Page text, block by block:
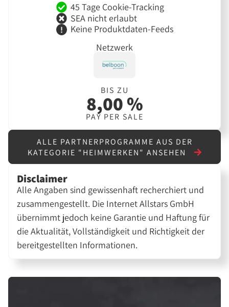
45 Tage Cookie-Tracking
SEA nicht erlaubt
Keine Produktdaten-Feeds
Netzwerk
BIS ZU
8,00 %
PAY PER SALE
ALLE PARTNERPROGRAMME AUS DER
KATEGORIE "HEIMWERKEN" ANSEHEN
Disclaimer
Alle Angaben sind gewissenhaft recherchiert und
zusammengestellt. Die Internet Allstars GmbH
übernimmt jedoch keine Garantie und Haftung für
die Aktualität, Vollständigkeit und Richtigkeit der
bereitgestellten Informationen.